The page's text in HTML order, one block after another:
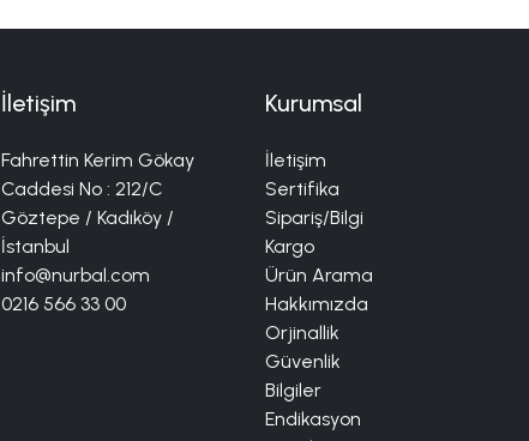
İletişim
Fahrettin Kerim Gökay
Caddesi No : 212/C
Göztepe / Kadıköy /
İstanbul
info@nurbal.com
0216 566 33 00
Kurumsal
İletişim
Sertifika
Sipariş/Bilgi
Kargo
Ürün Arama
Hakkımızda
Orjinallik
Güvenlik
Bilgiler
Endikasyon